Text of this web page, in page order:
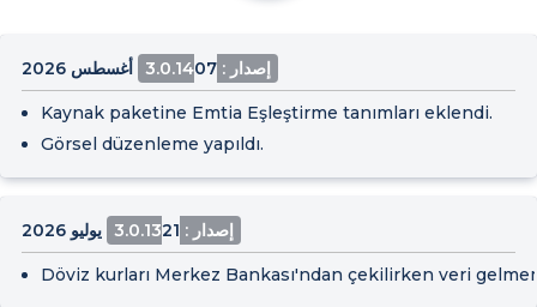
إصدار : 3.0.14 07 أغسطس 2026
Kaynak paketine Emtia Eşleştirme tanımları eklendi.
Görsel düzenleme yapıldı.
إصدار : 3.0.13 21 يوليو 2026
Döviz kurları Merkez Bankası'ndan çekilirken veri